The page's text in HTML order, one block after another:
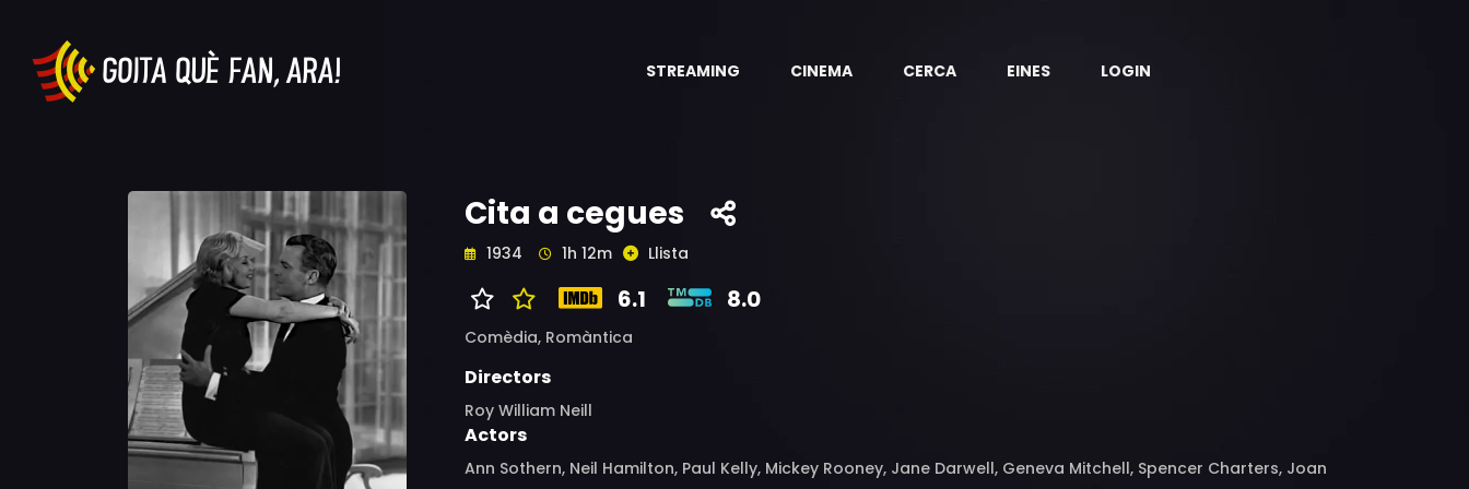
STREAMING CINEMA CERCA EINES LOGIN
Cita a cegues
1934 1h 12m Llista
6.1 8.0
Comèdia, Romàntica
Directors
Roy William Neill
Actors
Ann Sothern, Neil Hamilton, Paul Kelly, Mickey Rooney, Jane Darwell, Geneva Mitchell, Spencer Charters, Joan